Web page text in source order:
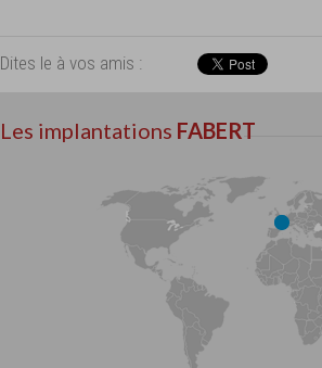
Dites le à vos amis :
Les implantations FABERT